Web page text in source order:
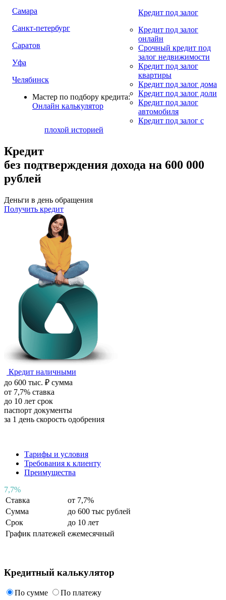
Самара
Санкт-петербург
Саратов
Уфа
Челябинск
Мастер по подбору кредита:
Онлайн калькулятор
Кредит под залог
Кредит под залог
онлайн
Срочный кредит под
залог недвижимости
Кредит под залог
квартиры
Кредит под залог дома
Кредит под залог доли
Кредит под залог
автомобиля
Кредит под залог с
плохой историей
Кредит
без подтверждения дохода на 600 000
рублей
Деньги в день обращения
Получить кредит
Кредит наличными
до 600 тыс. ₽ сумма
от 7,7% ставка
до 10 лет срок
паспорт документы
за 1 день скорость одобрения
Тарифы и условия
Требования к клиенту
Преимущества
7,7%
Ставка
от 7,7%
Сумма
до 600 тыс рублей
Срок
до 10 лет
График платежей ежемесячный
Кредитный калькулятор
По сумме По платежу